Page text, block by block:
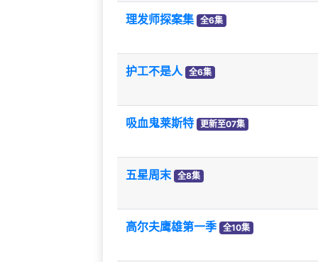
理发师探案集 全6集
护工不是人 全6集
吸血鬼莱斯特 更新至07集
五星周末 全8集
高尔夫鹰雄第一季 全10集